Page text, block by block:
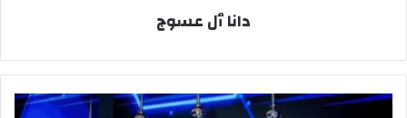
دانا ٱل عسوج
الصحة